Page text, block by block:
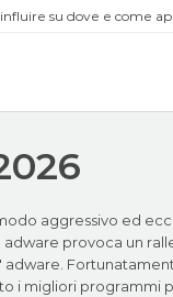
su dove e come
aggressivo ed
provoca un
migliori programmi